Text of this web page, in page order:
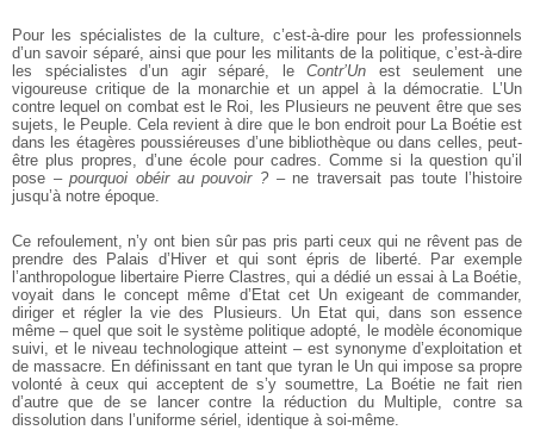
Pour les spécialistes de la culture, c’est-à-dire pour les professionnels
d’un savoir séparé, ainsi que pour les militants de la politique, c’est-à-dire
les spécialistes d’un agir séparé, leContr’Un est seulement une
vigoureuse critique de la monarchie et un appel à la démocratie. L’Un
contre lequel on combat est le Roi, les Plusieurs ne peuvent être que ses
sujets, le Peuple. Cela revient à dire que le bon endroit pour La Boétie est
dans les étagères poussiéreuses d’une bibliothèque ou dans celles, peut-
être plus propres, d’une école pour cadres. Comme si la question qu’il
pose –pourquoi obéir au pouvoir ? – ne traversait pas toute l’histoire
jusqu’à notre époque.
Ce refoulement, n’y ont bien sûr pas pris parti ceux qui ne rêvent pas de
prendre des Palais d’Hiver et qui sont épris de liberté. Par exemple
l’anthropologue libertaire Pierre Clastres, qui a dédié un essai à La Boétie,
voyait dans le concept même d’Etat cet Un exigeant de commander,
diriger et régler la vie des Plusieurs. Un Etat qui, dans son essence
même – quel que soit le système politique adopté, le modèle économique
suivi, et le niveau technologique atteint – est synonyme d’exploitation et
de massacre. En définissant en tant que tyran le Un qui impose sa propre
volonté à ceux qui acceptent de s’y soumettre, La Boétie ne fait rien
d’autre que de se lancer contre la réduction du Multiple, contre sa
dissolution dans l’uniforme sériel, identique à soi-même.